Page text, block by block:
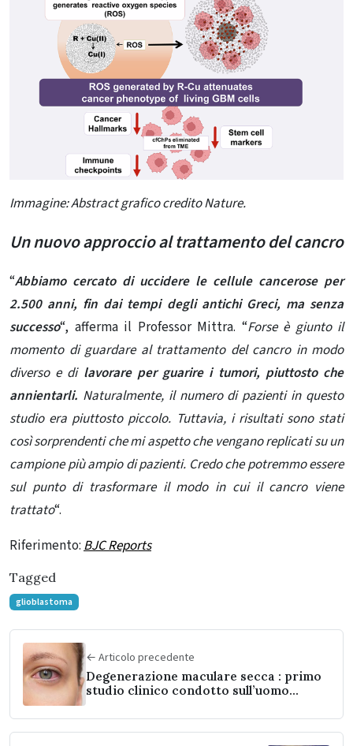
Immagine: Abstract grafico credito Nature.
Un nuovo approccio al trattamento del cancro
“Abbiamo cercato di uccidere le cellule cancerose per
2.500 anni, fin dai tempi degli antichi Greci, ma senza
successo“, afferma il Professor Mittra. “Forse è giunto il
momento di guardare al trattamento del cancro in modo
diverso e di lavorare per guarire i tumori, piuttosto che
annientarli. Naturalmente, il numero di pazienti in questo
studio era piuttosto piccolo. Tuttavia, i risultati sono stati
così sorprendenti che mi aspetto che vengano replicati su un
campione più ampio di pazienti. Credo che potremmo essere
sul punto di trasformare il modo in cui il cancro viene
trattato“.
Riferimento: BJC Reports
Tagged
glioblastoma
← Articolo precedente
Degenerazione maculare secca : primo
studio clinico condotto sull’uomo
possono ripristinare la vista persa